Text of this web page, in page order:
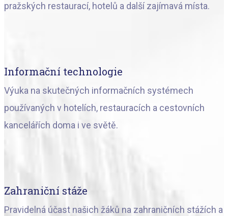
pražských restaurací, hotelů a další zajímavá místa.
Informační technologie
Výuka na skutečných informačních systémech
používaných v hotelích, restauracích a cestovních
kancelářích doma i ve světě.
Zahraniční stáže
Pravidelná účast našich žáků na zahraničních stážích a